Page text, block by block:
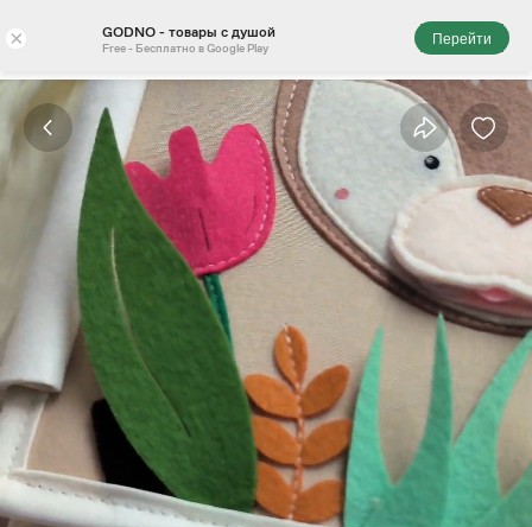
× GODNO - товары с душой
Free - Бесплатно в Google Play
Перейти